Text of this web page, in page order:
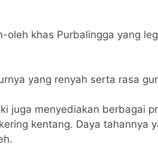
oleh khas Purbalingga yang
yang renyah serta rasa
juga menyediakan berbagai
kentang. Daya tahannya